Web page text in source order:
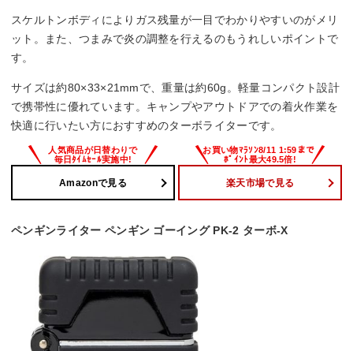
スケルトンボディによりガス残量が一目でわかりやすいのがメリ
ット。また、つまみで炎の調整を行えるのもうれしいポイントで
す。
サイズは約80×33×21mmで、重量は約60g。軽量コンパクト設計
で携帯性に優れています。キャンプやアウトドアでの着火作業を
快適に行いたい方におすすめのターボライターです。
Amazonで見る 楽天市場で見る
ペンギンライター ペンギン ゴーイング PK-2 ターボ-X